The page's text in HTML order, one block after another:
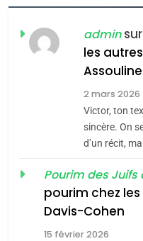
adminsur
les
Assouline
2 mars 2026
Victor, ton
sincère. On
d’un récit,
Pourim des Juifs
pourim chez
Davis-Cohen
15 février 2026